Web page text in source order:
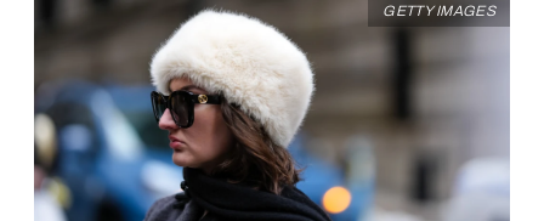
GETTY IMAGES